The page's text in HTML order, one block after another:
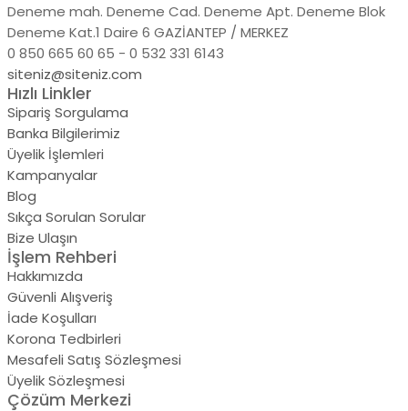
Deneme mah. Deneme Cad. Deneme Apt. Deneme Blok
Deneme Kat.1 Daire 6 GAZİANTEP / MERKEZ
0 850 665 60 65 - 0 532 331 6143
siteniz@siteniz.com
Hızlı Linkler
Sipariş Sorgulama
Banka Bilgilerimiz
Üyelik İşlemleri
Kampanyalar
Blog
Sıkça Sorulan Sorular
Bize Ulaşın
İşlem Rehberi
Hakkımızda
Güvenli Alışveriş
İade Koşulları
Korona Tedbirleri
Mesafeli Satış Sözleşmesi
Üyelik Sözleşmesi
Çözüm Merkezi